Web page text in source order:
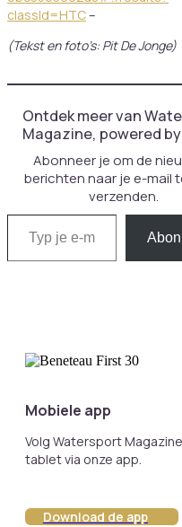
classId=HTC–
(Tekst en foto’s: Pit De Jonge)
Ontdek meer van
Magazine, powered
Abonneer je om de
berichten naar je e-mail
verzenden.
Typ je e-mail...
Mobiele app
Volg Watersport
tablet via onze app.
Download de app